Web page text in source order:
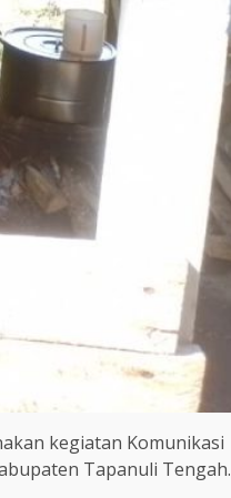
kegiatan Komunikasi
Tapanuli Tengah.